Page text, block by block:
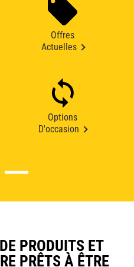
Offres
Actuelles
Options
D'occasion
PRODUITS ET
PRÊTS À ÊTRE